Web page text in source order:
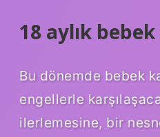
18 aylık
Bu dönemde bebek
engellerle
ilerlemesine, bir